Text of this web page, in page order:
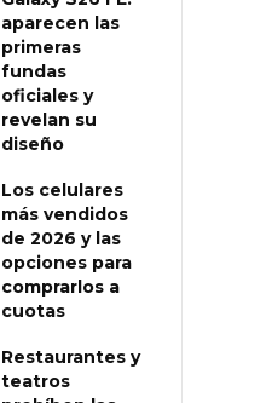
aparecen las
primeras
fundas
oficiales y
revelan su
diseño
Los celulares
más vendidos
de 2026 y las
opciones para
comprarlos a
cuotas
Restaurantes y
teatros